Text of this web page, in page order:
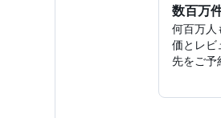
数百万
何百万人
価とレビ
先をご予